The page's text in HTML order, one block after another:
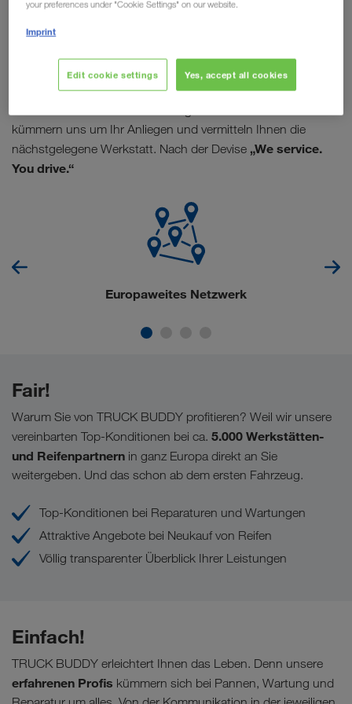
Transportpartner von LKW WALTER haben es gut! Denn mit
Wartungsservice für Auflieger und Zugmaschinen. Ölwechsel
überfällig? Reifenpanne auf der Autobahn? Fahrzeug streikt?
kümmern uns um Ihr Anliegen und vermitteln Ihnen die
nächstgelegene Werkstatt. Nach der Devise „We service.
You drive.“
Europaweites Netzwerk
Fair!
Warum Sie von TRUCK BUDDY profitieren? Weil wir unsere
vereinbarten Top-Konditionen bei ca. 5.000 Werkstätten-
und Reifenpartnern in ganz Europa direkt an Sie
weitergeben. Und das schon ab dem ersten Fahrzeug.
Top-Konditionen bei Reparaturen und Wartungen
Attraktive Angebote bei Neukauf von Reifen
Völlig transparenter Überblick Ihrer Leistungen
Einfach!
TRUCK BUDDY erleichtert Ihnen das Leben. Denn unsere
erfahrenen Profis kümmern sich bei Pannen, Wartung und
your preferences under "Cookie Settings" on our website.
Imprint
Edit cookie settings Yes, accept all cookies